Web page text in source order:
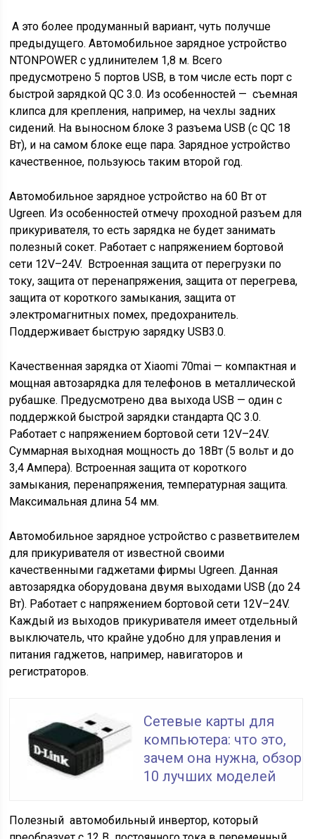
А это более продуманный вариант, чуть получше
предыдущего. Автомобильное зарядное устройство
NTONPOWER с удлинителем 1,8 м. Всего
предусмотрено 5 портов USB, в том числе есть порт с
быстрой зарядкой QC 3.0. Из особенностей — съемная
клипса для крепления, например, на чехлы задних
сидений. На выносном блоке 3 разъема USB (с QC 18
Вт), и на самом блоке еще пара. Зарядное устройство
качественное, пользуюсь таким второй год.
Автомобильное зарядное устройство на 60 Вт от
Ugreen. Из особенностей отмечу проходной разъем для
прикуривателя, то есть зарядка не будет занимать
полезный сокет. Работает с напряжением бортовой
сети 12V–24V. Встроенная защита от перегрузки по
току, защита от перенапряжения, защита от перегрева,
защита от короткого замыкания, защита от
электромагнитных помех, предохранитель.
Поддерживает быструю зарядку USB3.0.
Качественная зарядка от Xiaomi 70mai — компактная и
мощная автозарядка для телефонов в металлической
рубашке. Предусмотрено два выхода USB — один с
поддержкой быстрой зарядки стандарта QC 3.0.
Работает с напряжением бортовой сети 12V–24V.
Суммарная выходная мощность до 18Вт (5 вольт и до
3,4 Ампера). Встроенная защита от короткого
замыкания, перенапряжения, температурная защита.
Максимальная длина 54 мм.
Автомобильное зарядное устройство с разветвителем
для прикуривателя от известной своими
качественными гаджетами фирмы Ugreen. Данная
автозарядка оборудована двумя выходами USB (до 24
Вт). Работает с напряжением бортовой сети 12V–24V.
Каждый из выходов прикуривателя имеет отдельный
выключатель, что крайне удобно для управления и
питания гаджетов, например, навигаторов и
регистраторов.
Сетевые карты для
компьютера: что это,
зачем она нужна, обзор
10 лучших моделей
Полезный автомобильный инвертор, который